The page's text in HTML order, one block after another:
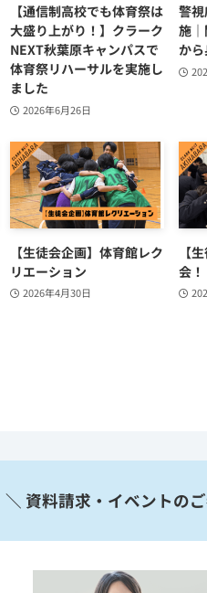
【通信制高校でも体育祭は
大盛り上がり！】クラーク
NEXT秋葉原キャンパスで
体育祭リハーサルを実施し
ました
2026年6月26日
警
施
か
【生徒会企画】体育館レク
リエーション
2026年4月30日
【
会！
＼ 資料請求・イベントの